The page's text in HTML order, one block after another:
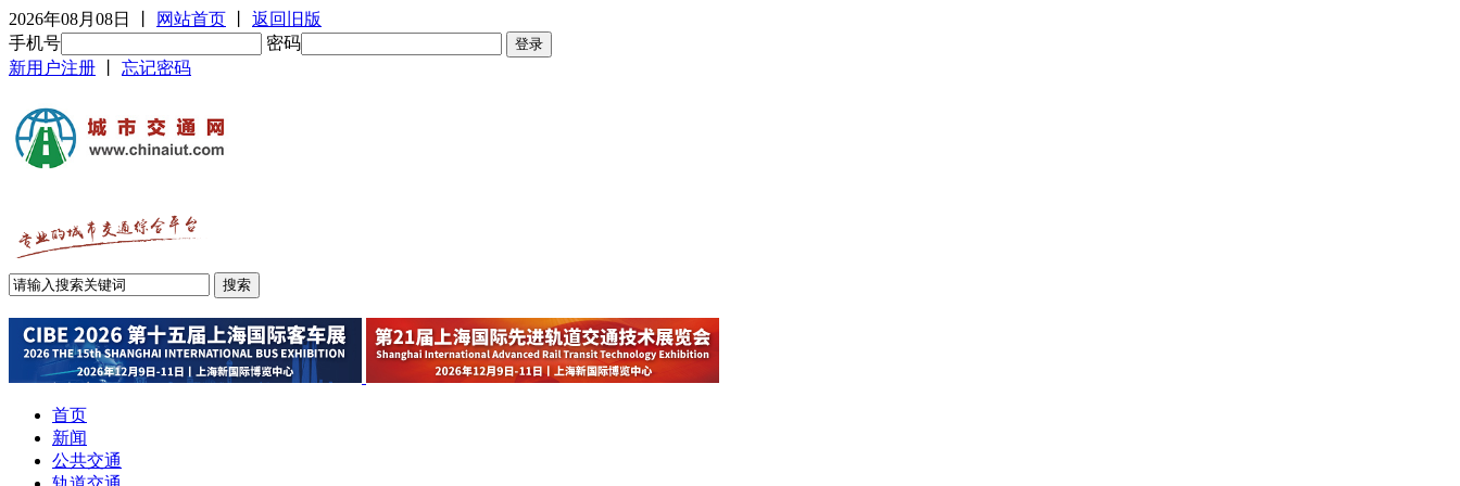
2026年08月08日 网站首页
返回旧版
手机号
密码
新用户注册
忘记密码
首页
新闻
公共交通